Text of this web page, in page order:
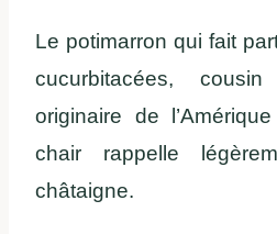
Le potimarron qui fait
cucurbitacées,
originaire de
chair rappelle
châtaigne.